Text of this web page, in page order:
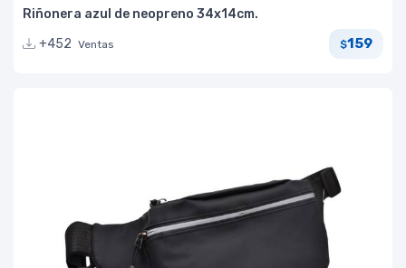
Riñonera azul de neopreno 34x14cm.
+452 Ventas $159